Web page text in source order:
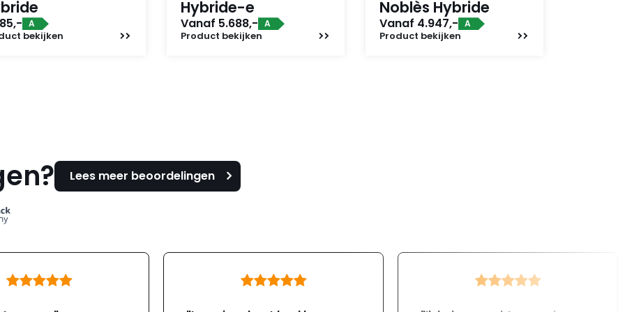
A
bekijken
Hybride-e
Vanaf 5.688,- A
Product bekijken
Noblès Hybride
Vanaf 4.947,- A
Product bekijken
Lees meer beoordelingen